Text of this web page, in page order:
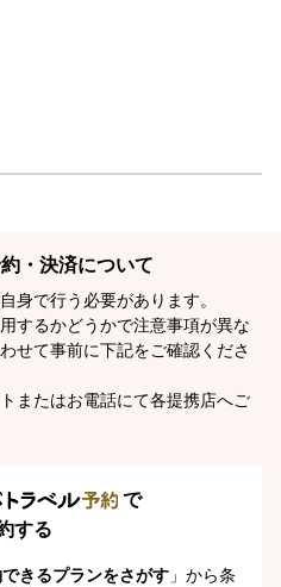
・決済について
身で行う必要があります。
するかどうかで注意事項が異な
せて事前に下記をご確認くださ
またはお電話にて各提携店へご
で
する
きるプランをさがす 」から条